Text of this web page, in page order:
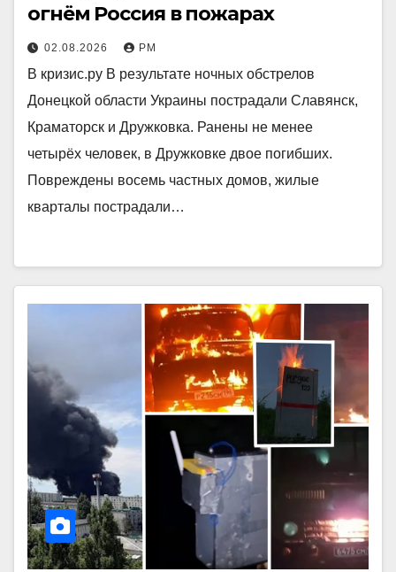
огнём Россия в пожарах
02.08.2026 РМ
В кризис.ру В результате ночных обстрелов
Донецкой области Украины пострадали Славянск,
Краматорск и Дружковка. Ранены не менее
четырёх человек, в Дружковке двое погибших.
Повреждены восемь частных домов, жилые
кварталы пострадали…